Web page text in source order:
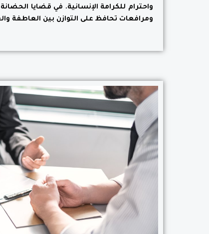
واحترام للكرامة الإنسانية. في قضايا
ومرافعات تحافظ على التوازن بين العاطفة